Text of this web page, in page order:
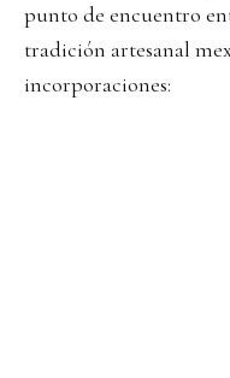
punto de encuentro
tradición artesanal
incorporaciones: